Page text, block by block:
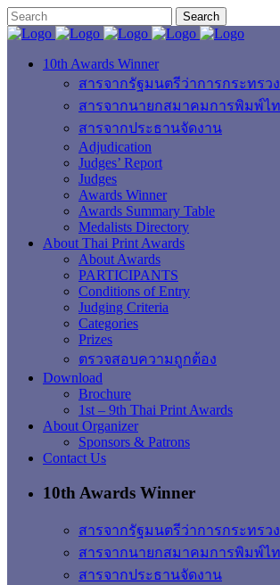
10th Awards Winner
สารจากรัฐมนตรีว่าการกระทรว
สารจากนายกสมาคมการพิมพ์ไ
สารจากประธานจัดงาน
Adjudication
Judges’ Report
Judges
Awards Winner
Awards Summary Table
Medalists Directory
About Thai Print Awards
About Awards
PARTICIPANTS
Conditions of Entry
Judging Criteria
Categories
Prizes
ตรวจสอบความถูกต้อง
Download
Brochure
1st – 9th Thai Print Awards
About Organizer
Sponsors & Patrons
Contact Us
10th Awards Winner
สารจากรัฐมนตรีว่าการกระทรว
สารจากนายกสมาคมการพิมพ์ไ
สารจากประธานจัดงาน